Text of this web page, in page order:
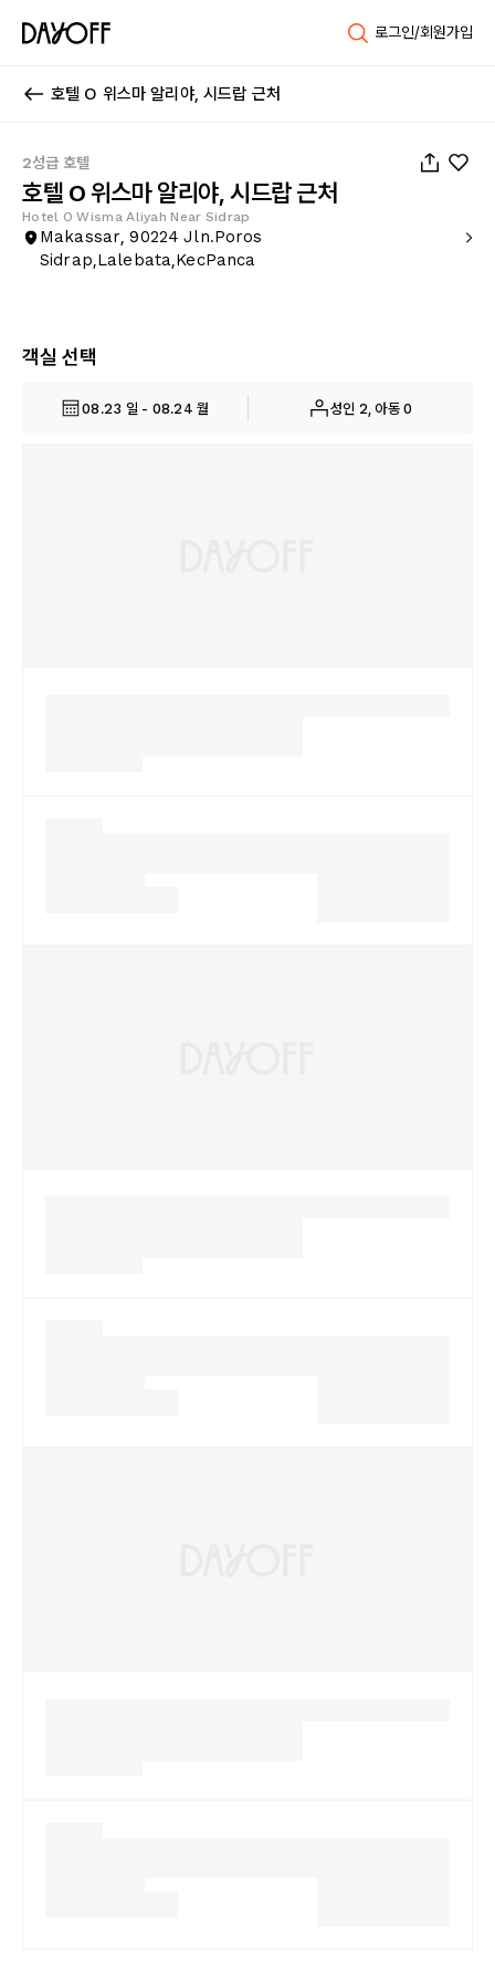
로그인/회원가입
호텔 O 위스마 알리야, 시드랍 근처
2성급 호텔
호텔 O 위스마 알리야, 시드랍 근처
Hotel O Wisma Aliyah Near Sidrap
Makassar, 90224 Jln.Poros
Sidrap,Lalebata,KecPanca
객실 선택
08.23 일 - 08.24 월 성인 2, 아동 0